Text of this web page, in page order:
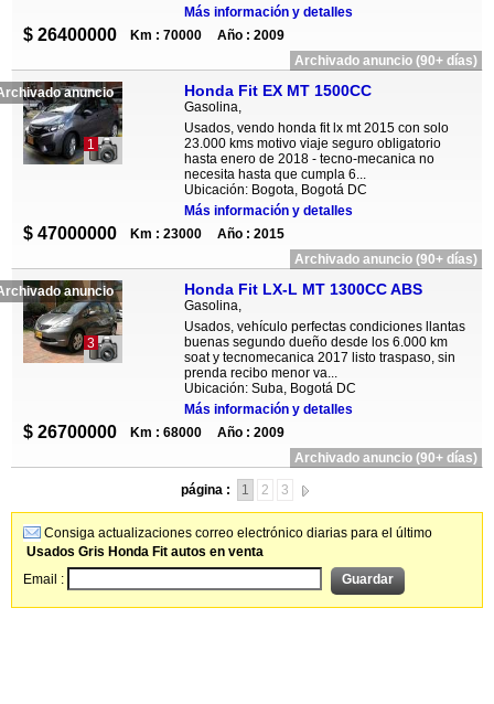
Más información y detalles
$ 26400000 Km : 70000
Año : 2009
Archivado anuncio (90+ días)
anuncio
1
Honda Fit EX MT 1500CC
Gasolina,
Usados, vendo honda fit lx mt 2015 con solo
23.000 kms motivo viaje seguro obligatorio
hasta enero de 2018 - tecno-mecanica no
necesita hasta que cumpla 6...
Ubicación: Bogota, Bogotá DC
Más información y detalles
$ 47000000 Km : 23000
Año : 2015
Archivado anuncio (90+ días)
anuncio
3
Honda Fit LX-L MT 1300CC ABS
Gasolina,
Usados, vehículo perfectas condiciones llantas
buenas segundo dueño desde los 6.000 km
soat y tecnomecanica 2017 listo traspaso, sin
prenda recibo menor va...
Ubicación: Suba, Bogotá DC
Más información y detalles
$ 26700000 Km : 68000
Año : 2009
Archivado anuncio (90+ días)
página : 1 2 3
Consiga actualizaciones correo electrónico diarias para el último
Usados Gris Honda Fit autos en venta
Email :